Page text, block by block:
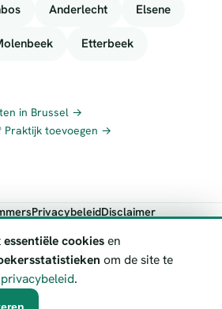
Anderlecht Elsene
Etterbeek
in Brussel →
Praktijk toevoegen →
PrivacybeleidDisclaimer
wachtdienst-informatie ter oriëntatie.
112. Controleer altijd de actuele
officiële bron.
essentiële cookiesen
om de site te
privacybeleid.